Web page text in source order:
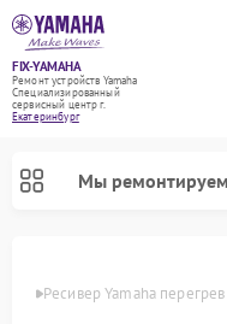
FIX-YAMAHA
Ремонт устройств Yamaha
Специализированный
cервисный центр г.
Екатеринбург
Мы ремонтируем
Ресивер Yamaha перегрев